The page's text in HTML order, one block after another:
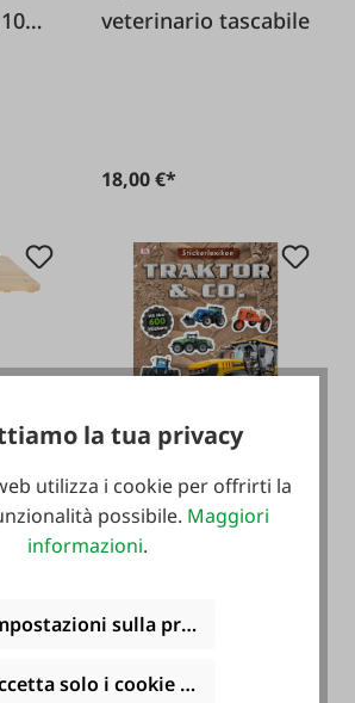
veterinario tascabile
18,00 €*
Lessico degli adesivi
Tractor & Co.
10,30 €*
la tua privacy
utilizza i cookie per offrirti la
possibile. Maggiori
informazioni.
sulla privacy
solo i cookie funzionali